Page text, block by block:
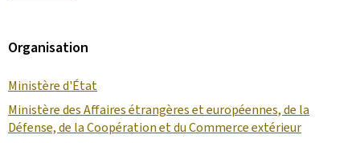
Organisation
Ministère d'État
Ministère des Affaires étrangères et européennes, de la
Défense, de la Coopération et du Commerce extérieur